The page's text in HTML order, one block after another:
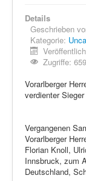
Showdown
Datenschutz
Details
Geschrieben
Kategorie:
Zugriffe:
Vorarlberger
verdienter
Vergangenen
Vorarlberger
Florian Knoll,
Innsbruck, zum
Deutschland,